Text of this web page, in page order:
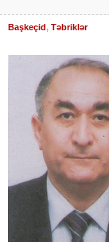
Başkeçid, Təbriklər